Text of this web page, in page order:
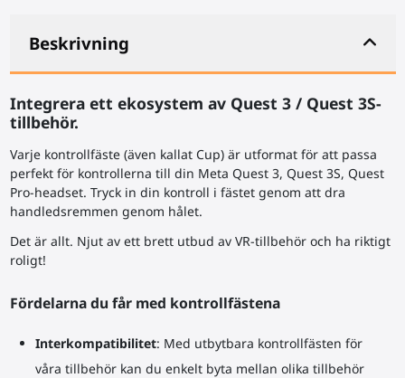
Beskrivning
Integrera ett ekosystem av Quest 3 / Quest 3S-
tillbehör.
Varje kontrollfäste (även kallat Cup) är utformat för att passa
perfekt för kontrollerna till din Meta Quest 3, Quest 3S, Quest
Pro-headset. Tryck in din kontroll i fästet genom att dra
handledsremmen genom hålet.
Det är allt. Njut av ett brett utbud av VR-tillbehör och ha riktigt
roligt!
Fördelarna du får med kontrollfästena
Interkompatibilitet: Med utbytbara kontrollfästen för
våra tillbehör kan du enkelt byta mellan olika tillbehör